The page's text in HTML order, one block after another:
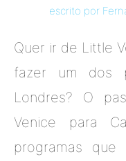
escrito por
Quer ir de Little
fazer um dos
Londres? O
Venice para
programas